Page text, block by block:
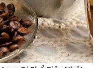
Đi Phổ Biến Nhất